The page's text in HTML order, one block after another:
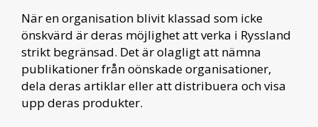
När en organisation blivit klassad som icke
önskvärd är deras möjlighet att verka i Ryssland
strikt begränsad. Det är olagligt att nämna
publikationer från oönskade organisationer,
dela deras artiklar eller att distribuera och visa
upp deras produkter.